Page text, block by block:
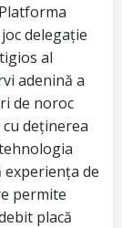
delegație
al
adenină a
de noroc
deținerea
de
permite
placă